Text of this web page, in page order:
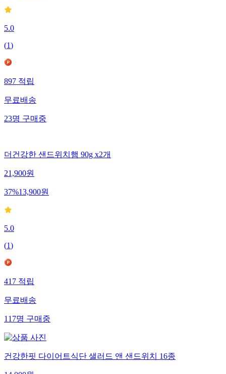
5.0
(1)
897적립
무료배송
23명구매중
더건강한 샌드위치햄 90g x2개
21,900원
37%13,900원
5.0
(1)
417적립
무료배송
117명구매중
건강한핏 다이어트식단 샐러드 앤 샌드위치 16종